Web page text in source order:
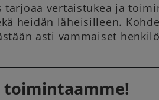
tarjoaa vertaistukea ja
heidän läheisilleen.
asti vammaiset
toimintaamme!